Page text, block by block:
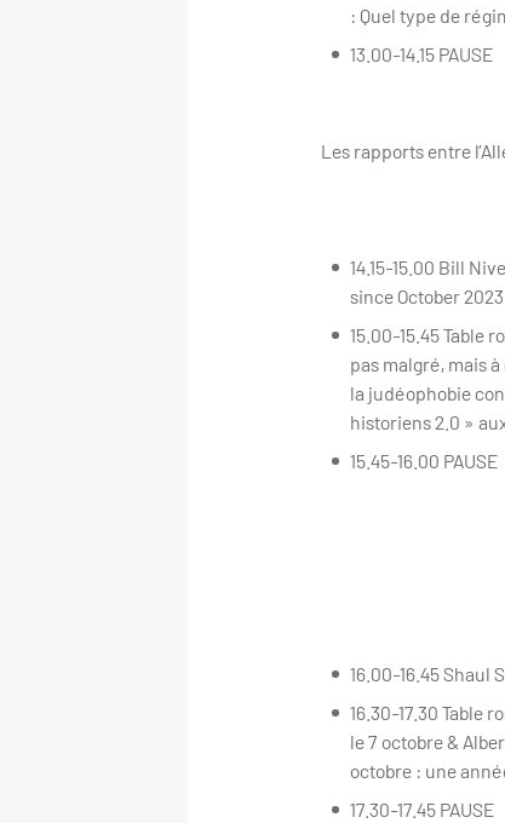
: Quel type de
13.00-14.15 PAUSE
Les rapports entre
14.15-15.00 Bill
since October 2023
15.00-15.45 Table
pas malgré, mais
la judéophobie
historiens 2.0 »
15.45-16.00 PAUSE
16.00-16.45 Shaul
16.30-17.30 Table
le 7 octobre &
octobre : une
17.30-17.45 PAUSE